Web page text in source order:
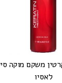
לאסיו